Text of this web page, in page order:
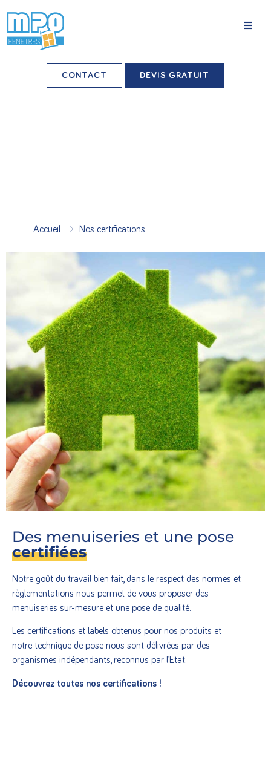
Nos agences
CONTACT DEVIS GRATUIT
Accueil > Nos certifications
Des menuiseries et une pose
certifiées
Notre goût du travail bien fait, dans le respect des normes et
règlementations nous permet de vous proposer des
menuiseries sur-mesure et une pose de qualité.
Les certifications et labels obtenus pour nos produits et
notre technique de pose nous sont délivrées par des
organismes indépendants, reconnus par l’Etat.
Découvrez toutes nos certifications !